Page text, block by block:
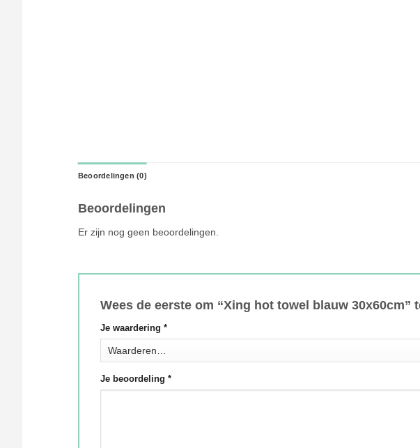
Beoordelingen (0)
Beoordelingen
Er zijn nog geen beoordelingen.
Wees de eerste om “Xing hot towel blauw 30x60cm”
Je waardering *
Je beoordeling *